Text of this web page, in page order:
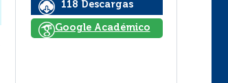
118 Descargas
Google Académico